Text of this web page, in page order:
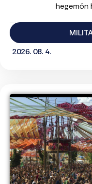
hegemón
2026. 08. 4.